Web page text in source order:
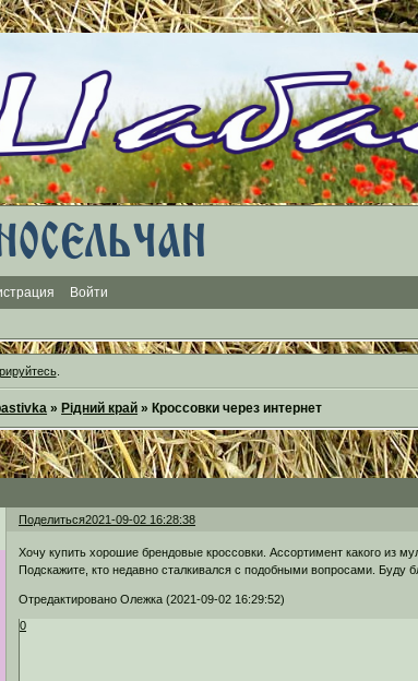
Войти
.
»Рідний край »Кроссовки через интернет
Поделиться2021-09-02 16:28:38
Хочу купить хорошие брендовые кроссовки. Ассортимент какого из
Подскажите, кто недавно сталкивался с подобными вопросами. Буду
Отредактировано Олежка (2021-09-02 16:29:52)
0